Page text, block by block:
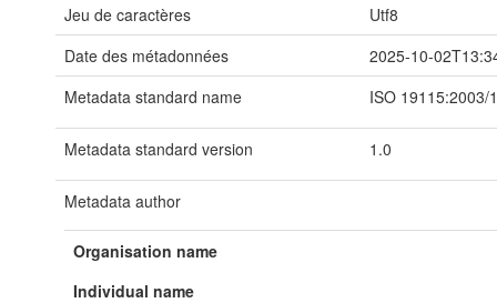
Jeu de caractères
Utf8
Date des métadonnées
2025-10-
Metadata standard name
ISO 19115:2003/
Metadata standard version 1.0
Metadata author
Organisation name
Individual name